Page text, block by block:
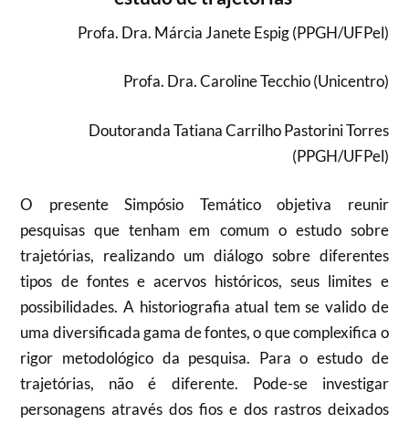
Profa. Dra. Márcia Janete Espig (PPGH/UFPel)
Profa. Dra. Caroline Tecchio (Unicentro)
Doutoranda Tatiana Carrilho Pastorini Torres
(PPGH/UFPel)
O presente Simpósio Temático objetiva reunir
pesquisas que tenham em comum o estudo sobre
trajetórias, realizando um diálogo sobre diferentes
tipos de fontes e acervos históricos, seus limites e
possibilidades. A historiografia atual tem se valido de
uma diversificada gama de fontes, o que complexifica o
rigor metodológico da pesquisa. Para o estudo de
trajetórias, não é diferente. Pode-se investigar
personagens através dos fios e dos rastros deixados